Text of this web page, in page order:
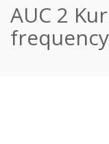
AUC 2
frequency